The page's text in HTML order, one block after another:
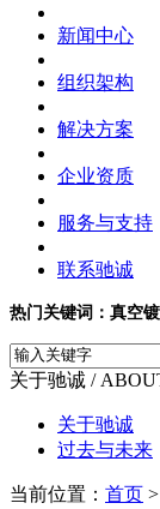
新闻中心
组织架构
解决方案
企业资质
服务与支持
联系驰诚
热门关键词：真空
关于驰诚 /
关于驰诚
过去与未来
当前位置： 首页 >